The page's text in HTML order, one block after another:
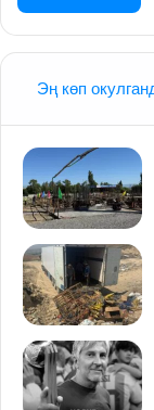
Эң көп